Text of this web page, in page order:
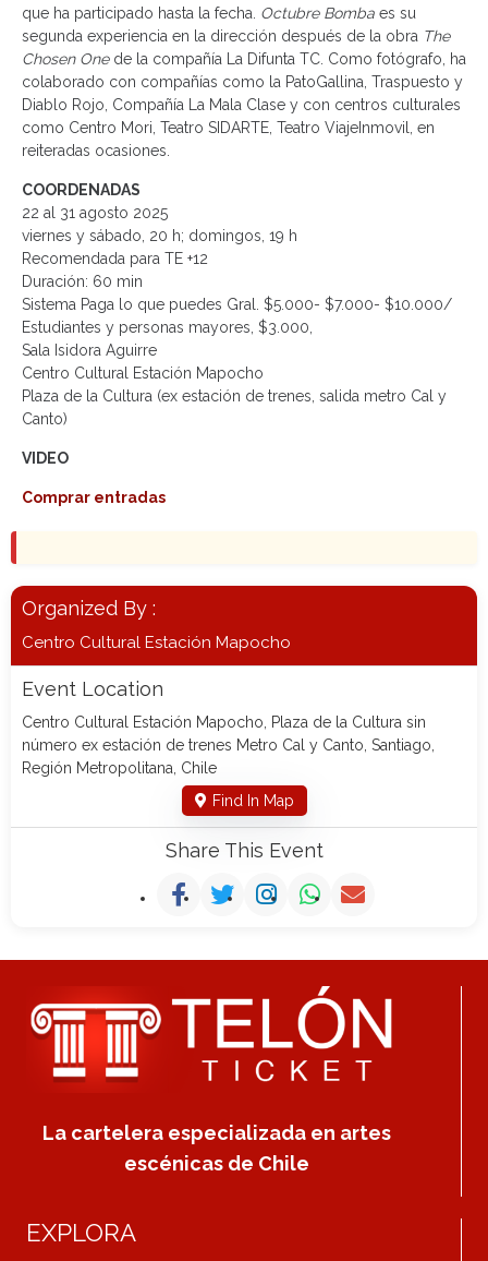
que ha participado hasta la fecha. Octubre Bomba es su
segunda experiencia en la dirección después de la obra The
Chosen Onede la compañía La Difunta TC. Como fotógrafo, ha
colaborado con compañías como la PatoGallina, Traspuesto y
Diablo Rojo, Compañía La Mala Clase y con centros culturales
como Centro Mori, Teatro SIDARTE, Teatro ViajeInmovil, en
reiteradas ocasiones.
COORDENADAS
22 al 31 agosto 2025
viernes y sábado, 20 h; domingos, 19 h
Recomendada para TE +12
Duración: 60 min
Sistema Paga lo que puedes Gral. $5.000- $7.000- $10.000/
Estudiantes y personas mayores, $3.000,
Sala Isidora Aguirre
Centro Cultural Estación Mapocho
Plaza de la Cultura (ex estación de trenes, salida metro Cal y
Canto)
VIDEO
Comprar entradas
Organized By :
Centro Cultural Estación Mapocho
Event Location
Centro Cultural Estación Mapocho, Plaza de la Cultura sin
número ex estación de trenes Metro Cal y Canto, Santiago,
Región Metropolitana, Chile
Find In Map
Share This Event
La cartelera especializada en artes
escénicas de Chile
EXPLORA